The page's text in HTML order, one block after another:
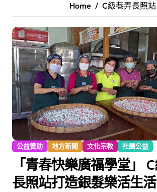
Home C級巷弄長照站
公益贊助 地方新聞 文化宗教 社團公益
「青春快樂廣福學堂」 C級
長照站打造銀髮樂活生活